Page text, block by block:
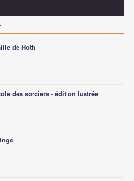
de Hoth
des sorciers - édition lustrée